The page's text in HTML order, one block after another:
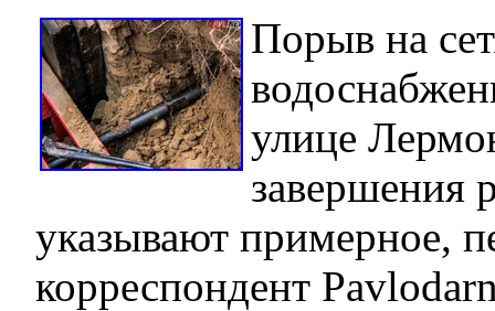
Порыв на
улице
завершения
указывают примерное,
корреспондент